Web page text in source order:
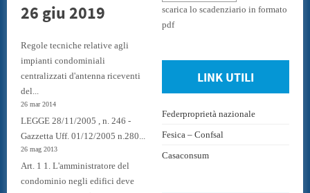
26 giu 2019
Regole tecniche relative agli
impianti condominiali
centralizzati d'antenna riceventi
del...
26 mar 2014
LEGGE 28/11/2005 , n. 246 -
Gazzetta Uff. 01/12/2005 n.280...
26 mag 2013
Art. 1 1. L'amministratore del
condominio negli edifici deve
scarica lo scadenziario in formato
pdf
LINK UTILI
Federproprietà nazionale
Fesica – Confsal
Casaconsum